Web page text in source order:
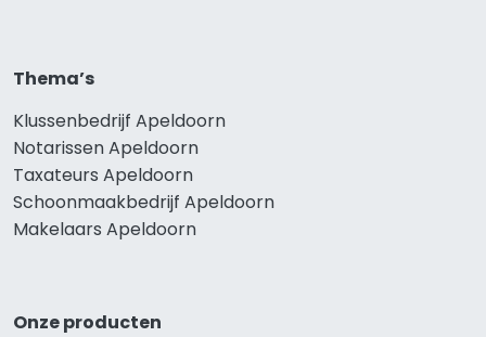
Thema’s
Klussenbedrijf Apeldoorn
Notarissen Apeldoorn
Taxateurs Apeldoorn
Schoonmaakbedrijf Apeldoorn
Makelaars Apeldoorn
Onze producten